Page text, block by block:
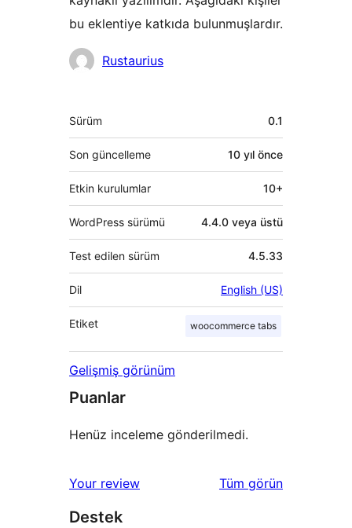
bu eklentiye katkıda bulunmuşlardır.
KatkıdaRustaurius
Meta
Sürüm 0.1
Son güncelleme 10 yıl önce
Etkin kurulumlar 10+
WordPress sürümü 4.4.0 veya üstü
Test edilen sürüm 4.5.33
Dil English (US)
Etiket woocommerce tabs
Gelişmiş görünüm
Puanlar
Henüz inceleme gönderilmedi.
Your review Tüm değerlendirmeleri
görün
Destek